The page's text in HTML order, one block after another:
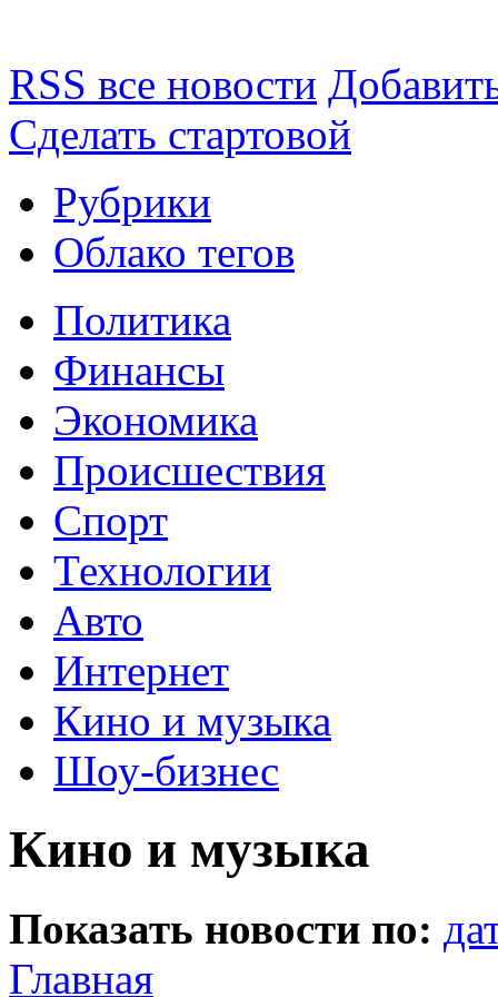
RSS все новости
Сделать стартовой
Рубрики
Облако тегов
Политика
Финансы
Экономика
Происшествия
Спорт
Технологии
Авто
Интернет
Кино и музыка
Шоу-бизнес
Кино и музыка
Показать новости по:
Главная